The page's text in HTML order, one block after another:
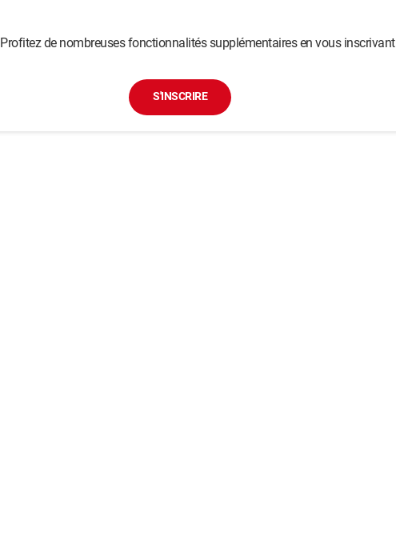
Profitez de nombreuses fonctionnalités supplémentaires en vous inscrivant
S'INSCRIRE